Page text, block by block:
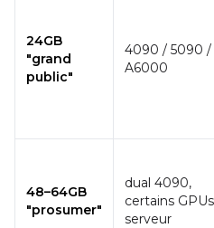
24GB
"grand
public"
4090 / 5090 /
A6000
48–64GB
"prosumer"
dual 4090,
certains GPUs
serveur